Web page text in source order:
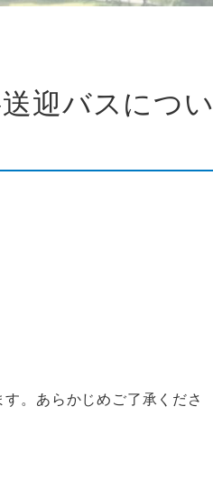
迎バスについ
。あらかじめご了承くださ